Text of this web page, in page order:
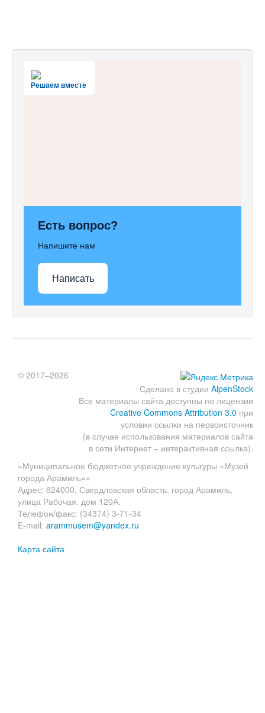
Решаем вместе
Есть вопрос?
Напишите нам
Написать
Сделано в студии AlpenStock
Все материалы сайта доступны по лицензии
Creative Commons Attribution 3.0 при
условии ссылки на первоисточник
(в случае использования материалов сайта
в сети Интернет – интерактивная ссылка).
© 2017–2026
«Муниципальное бюджетное учреждение культуры «Музей
города Арамиль»»
Адрес: 624000, Свердловская область, город Арамиль,
улица Рабочая, дом 120А.
Телефон/факс: (34374) 3-71-34
E-mail: arammusem@yandex.ru
Карта сайта